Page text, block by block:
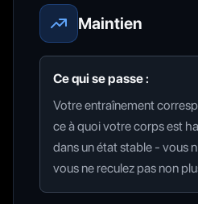
Maintien
Ce qui se passe :
Votre entraînement
ce à quoi votre corps est
dans un état stable - vous
vous ne reculez pas non